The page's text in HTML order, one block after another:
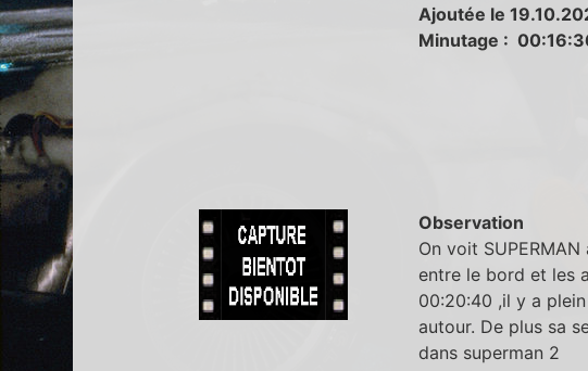
Ajoutée le
Minutage :
Observation
On voit
entre le bord et les
00:20:40 ,il y a
autour. De plus sa
dans superman 2